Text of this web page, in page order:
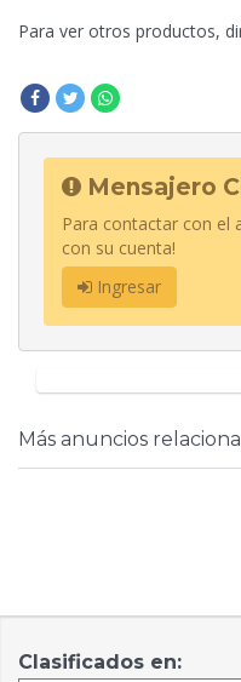
Para ver otros productos,
Mensajero
Para contactar con el
con su cuenta!
Ingresar
Más anuncios
Clasificados en: